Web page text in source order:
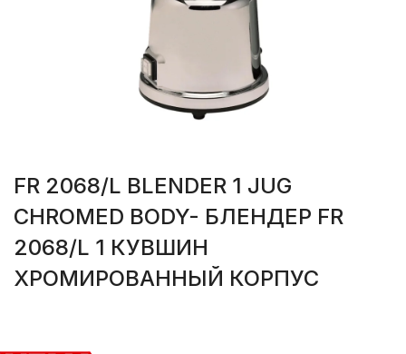
FR 2068/L BLENDER 1 JUG
CHROMED BODY- БЛЕНДЕР FR
2068/L 1 КУВШИН
ХРОМИРОВАННЫЙ КОРПУС